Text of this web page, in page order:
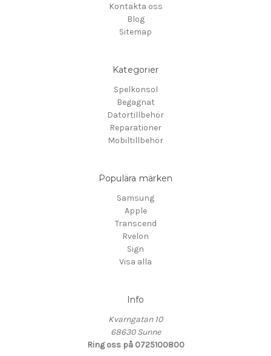
Kontakta oss
Blog
Sitemap
Kategorier
Spelkonsol
Begagnat
Datortillbehör
Reparationer
Mobiltillbehör
Populära märken
Samsung
Apple
Transcend
Rvelon
Sign
Visa alla
Info
Kvarngatan 10
68630 Sunne
Ring oss på 0725100800